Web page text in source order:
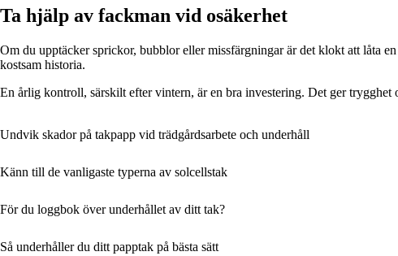
Ta hjälp av fackman vid osäkerhet
Om du upptäcker sprickor, bubblor eller missfärgningar är det klokt att låta
kostsam historia.
En årlig kontroll, särskilt efter vintern, är en bra investering. Det ger trygghet
Undvik skador på takpapp vid trädgårdsarbete och underhåll
Känn till de vanligaste typerna av solcellstak
För du loggbok över underhållet av ditt tak?
Så underhåller du ditt papptak på bästa sätt